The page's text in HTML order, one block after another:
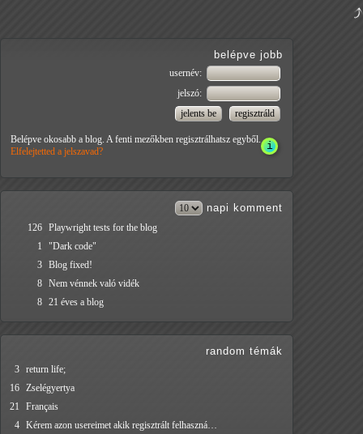
belépve jobb
usernév:
jelszó:
Belépve okosabb a blog. A fenti mezőkben regisztrálhatsz egyből.
Elfelejtetted a jelszavad?
napi komment
126 Playwright tests for the blog
1
"Dark code"
3 Blog fixed!
8 Nem vénnek való vidék
8 21 éves a blog
random témák
3 return life;
16 Zselégyertya
21
Français
4 Kérem azon usereimet akik regisztrált felhaszná…